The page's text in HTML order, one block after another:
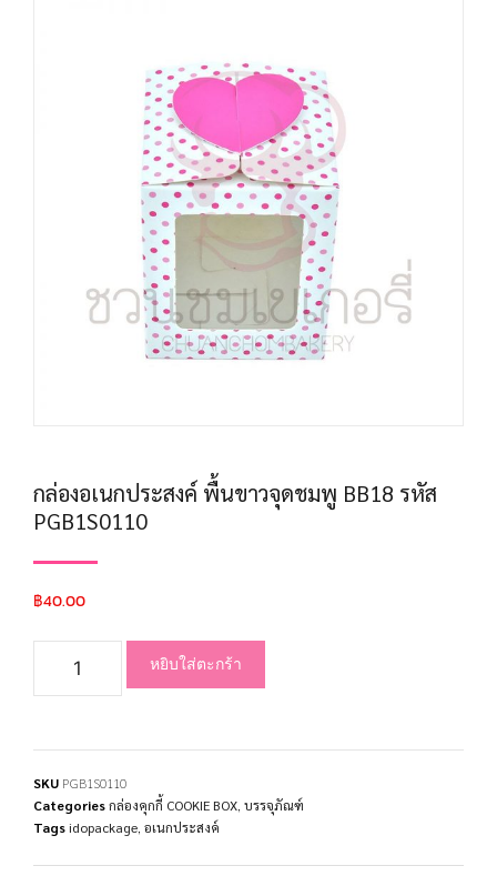
กล่องอเนกประสงค์ พื้นขาวจุดชมพู BB18 รหัส
PGB1S0110
฿40.00
หยิบใส่ตะกร้า
SKU PGB1S0110
Categoriesกล่องคุกกี้ COOKIE BOX บรรจุภัณฑ์
Tags idopackage อเนกประสงค์